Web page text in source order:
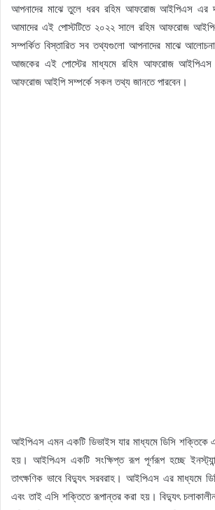
আপনাদের মাঝে তুলে ধরব রহিম আফরোজ আইপিএস এর
আমাদের এই পোস্টটিতে ২০২২ সালে রহিম আফরোজ
সম্পর্কিত বিস্তারিত সব তথ্যগুলো আপনাদের মাঝে
আজকের এই পোস্টের মাধ্যমে রহিম আফরোজ
আফরোজ আইপি সম্পর্কে সকল তথ্য জানতে পারবেন।
আইপিএস এমন একটি ডিভাইস যার মাধ্যমে ডিসি শক্তিকে
হয়। আইপিএস একটি সংক্ষিপ্ত রূপ পূর্ণরূপ হচ্ছে
তাৎক্ষণিক ভাবে বিদ্যুৎ সরবরাহ। আইপিএস এর মাধ্যমে
এবং তাই এসি শক্তিতে রূপান্তর করা হয়। বিদ্যুৎ